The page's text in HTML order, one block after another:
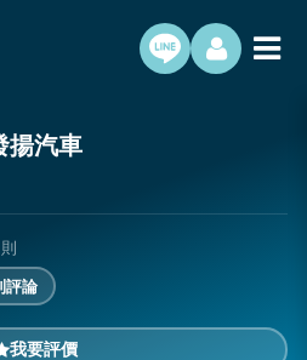
揚汽車
則
評論
我要評價